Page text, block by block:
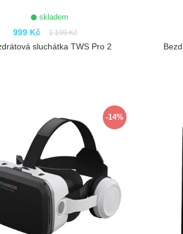
skladem
999 Kč 1 199 Kč
sluchátka TWS Pro 2
-14%